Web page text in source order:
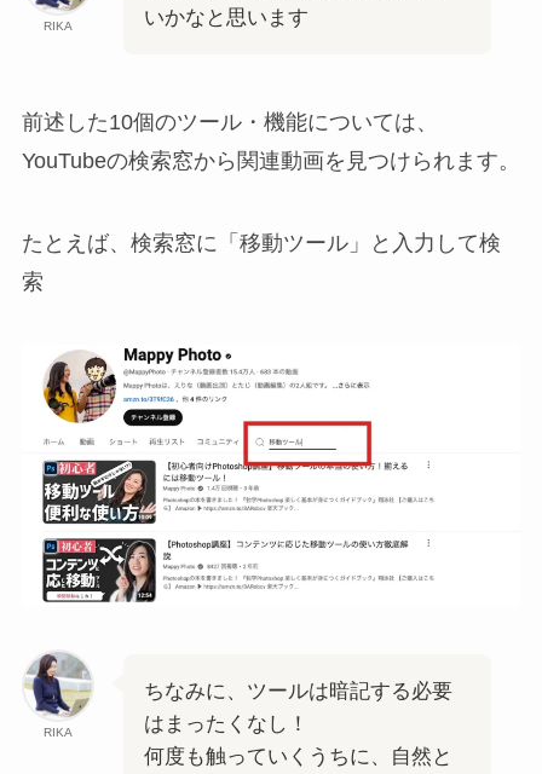
RIKA
いかなと思います
前述した10個のツール・機能については、
YouTubeの検索窓から関連動画を見つけられます。
たとえば、検索窓に「移動ツール」と入力して検
索
RIKA
ちなみに、ツールは暗記する必要
はまったくなし！
何度も触っていくうちに、自然と